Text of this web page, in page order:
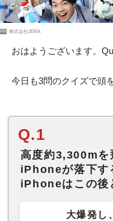
PR 株式会社JERA
おはようございます。
今日も3問のクイズで頭
Q.1
高度約3,300mを
iPhoneが落下す
iPhoneはこの後
大爆発し